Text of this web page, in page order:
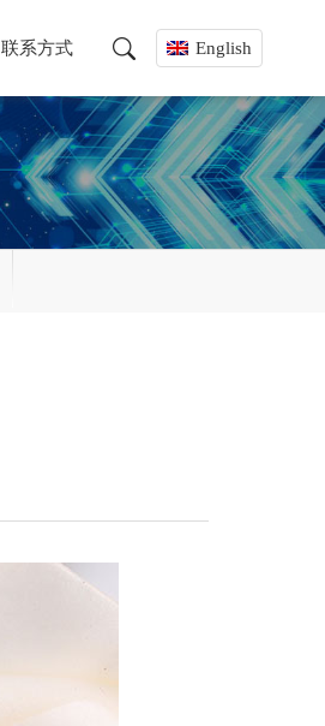
联系方式 English